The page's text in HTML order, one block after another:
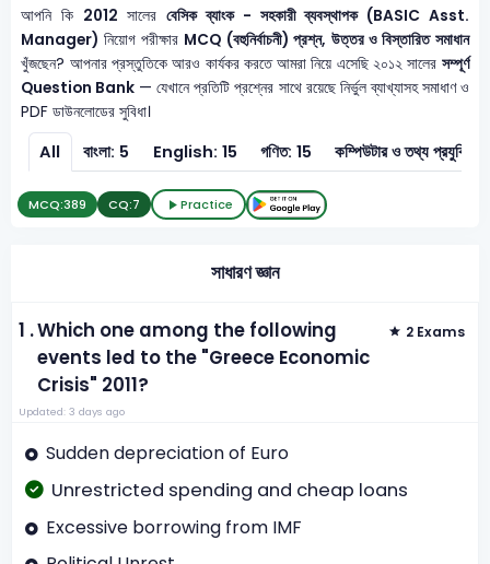
আপনি কি 2012 সালেরবেসিক ব্যাংক - সহকারী ব্যবস্থাপক (BASIC Asst.
Manager) নিয়োগ পরীক্ষার MCQ (বহুনির্বাচনী) প্রশ্ন, উত্তর ও বিস্তারিত সমাধান
খুঁজছেন? আপনার প্রস্তুতিকে আরও কার্যকর করতে আমরা নিয়ে এসেছি ২০১২ সালের সম্পূর্ণ
Question Bank — যেখানে প্রতিটি প্রশ্নের সাথে রয়েছে নির্ভুল ব্যাখ্যাসহ সমাধাণ ও
PDF ডাউনলোডের সুবিধা।
All বাংলা: 5 English: 15 গণিত: 15 কম্পিউটার ও
MCQ:389 CQ:7 Practice
সাধারণ জ্ঞান
1 .Which one among the following
events led to the "Greece Economic
Crisis" 2011?
2 Exams
Updated: 3 days ago
Sudden depreciation of Euro
Unrestricted spending and cheap loans
Excessive borrowing from IMF